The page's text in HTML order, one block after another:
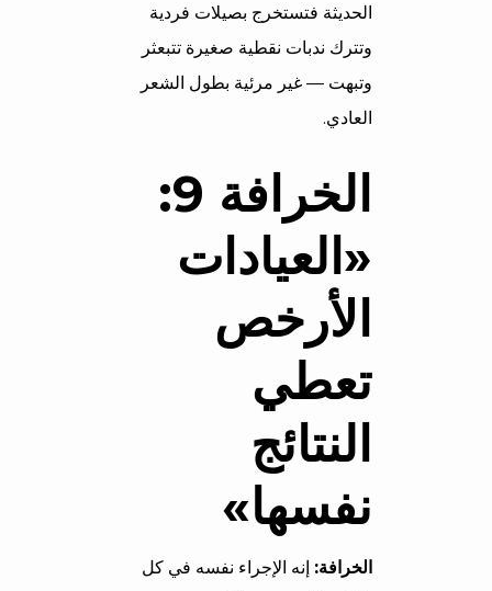
الحديثة فتستخرج بصيلات فردية
وتترك ندبات نقطية صغيرة تتبعثر
وتبهت — غير مرئية بطول الشعر
العادي.
الخرافة 9:
«العيادات
الأرخص
تعطي
النتائج
نفسها»
الخرافة: إنه الإجراء نفسه في كل